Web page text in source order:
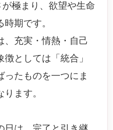
極まり、欲望や生命
期です。
、充実・情熱・自己
としては「統合」
ったものを一つにま
ます。